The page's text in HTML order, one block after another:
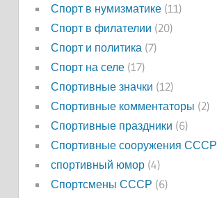
Спорт в нумизматике(11)
Спорт в филателии (20)
Спорт и политика(7)
Спорт на селе(17)
Спортивные значки (12)
Спортивные комментаторы (2)
Спортивные праздники (6)
Спортивные сооружения СССР
спортивный юмор(4)
Спортсмены СССР (6)